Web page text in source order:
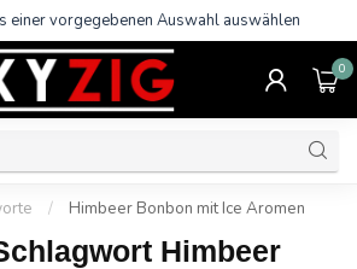
einer vorgegebenen Auswahl auswählen
0
/ Himbeer Bonbon mit Ice Aromen
Himbeer